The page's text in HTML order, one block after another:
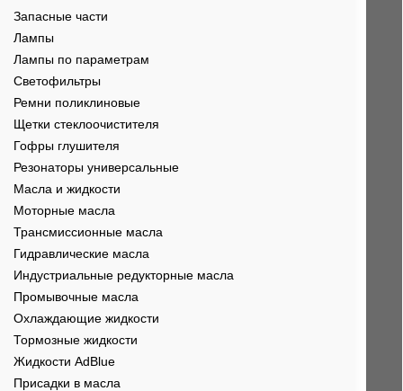
Запасные части
Лампы
Лампы по параметрам
Светофильтры
Ремни поликлиновые
Щетки стеклоочистителя
Гофры глушителя
Резонаторы универсальные
Масла и жидкости
Моторные масла
Трансмиссионные масла
Гидравлические масла
Индустриальные редукторные масла
Промывочные масла
Охлаждающие жидкости
Тормозные жидкости
Жидкости AdBlue
Присадки в масла